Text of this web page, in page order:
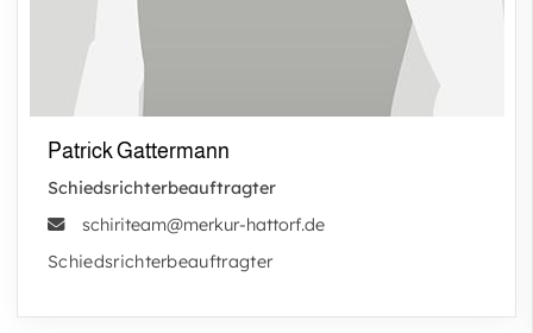
Patrick Gattermann
Schiedsrichterbeauftragter
schiriteam@merkur-hattorf.de
Schiedsrichterbeauftragter